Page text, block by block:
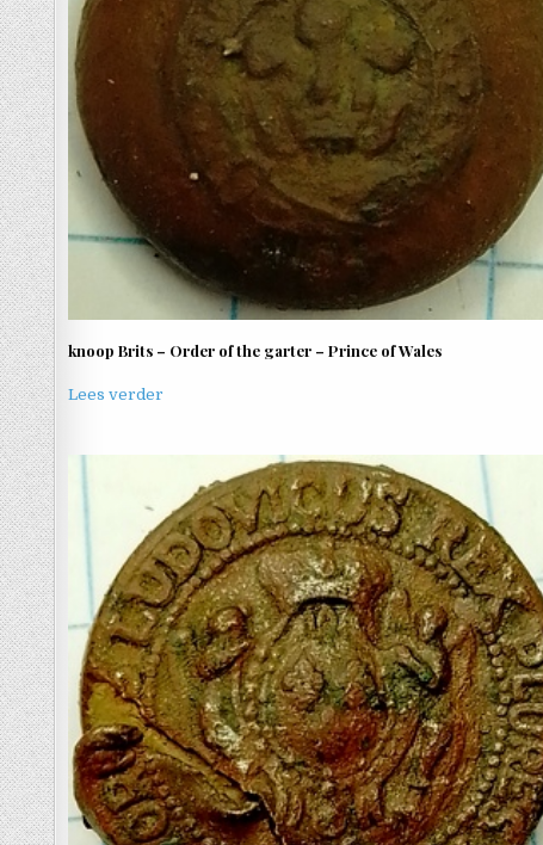
knoop Brits – Order of the garter – Prince of Wales
Lees verder